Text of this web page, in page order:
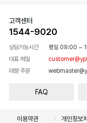
고객센터
1544-9020
상담가능시간 평일 09:00 ~
대표 메일
대량 주문
FAQ
이용약관 개인정보